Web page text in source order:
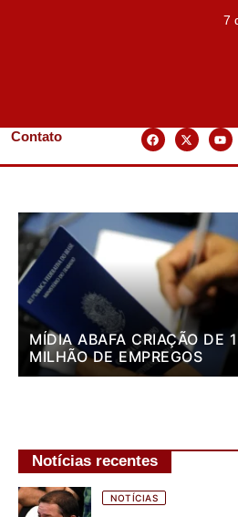
7
Contato
MÍDIA ABAFA CRIAÇÃO DE 1
MILHÃO DE EMPREGOS
Notícias recentes
NOTÍCIAS